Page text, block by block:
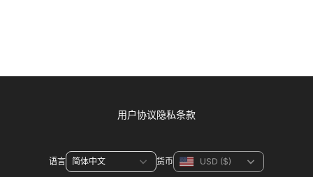
用户协议隐私条款
语言 货币